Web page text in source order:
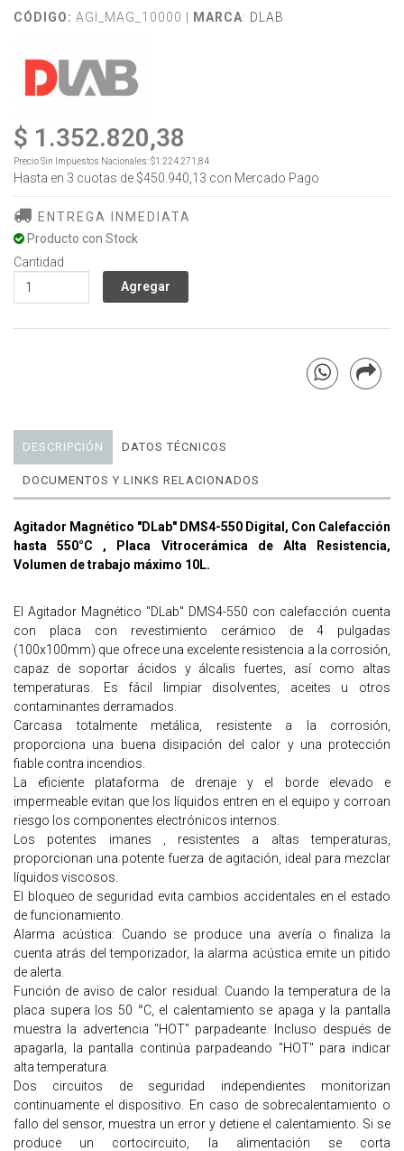
CÓDIGO: AGI_MAG_10000 | MARCA: DLAB
$ 1.352.820,38
Precio Sin Impuestos Nacionales:$1.224.271,84
Hasta en 3 cuotas de $450.940,13 con Mercado Pago
ENTREGA INMEDIATA
Producto con Stock
Cantidad
DESCRIPCIÓN DATOS TÉCNICOS
DOCUMENTOS Y LINKS RELACIONADOS
Agitador Magnético "DLab" DMS4-550 Digital, Con Calefacción
hasta 550°C , Placa Vitrocerámica de Alta Resistencia,
Volumen de trabajo máximo 10L.
El Agitador Magnético "DLab" DMS4-550 con calefacción cuenta
con placa con revestimiento cerámico de 4 pulgadas
(100x100mm) que ofrece una excelente resistencia a la corrosión,
capaz de soportar ácidos y álcalis fuertes, así como altas
temperaturas. Es fácil limpiar disolventes, aceites u otros
contaminantes derramados.
Carcasa totalmente metálica, resistente a la corrosión,
proporciona una buena disipación del calor y una protección
fiable contra incendios.
La eficiente plataforma de drenaje y el borde elevado e
impermeable evitan que los líquidos entren en el equipo y corroan
riesgo los componentes electrónicos internos.
Los potentes imanes , resistentes a altas temperaturas,
proporcionan una potente fuerza de agitación, ideal para mezclar
líquidos viscosos.
El bloqueo de seguridad evita cambios accidentales en el estado
de funcionamiento.
Alarma acústica: Cuando se produce una avería o finaliza la
cuenta atrás del temporizador, la alarma acústica emite un pitido
de alerta.
Función de aviso de calor residual: Cuando la temperatura de la
placa supera los 50 °C, el calentamiento se apaga y la pantalla
muestra la advertencia "HOT" parpadeante. Incluso después de
apagarla, la pantalla continúa parpadeando "HOT" para indicar
alta temperatura.
Dos circuitos de seguridad independientes monitorizan
continuamente el dispositivo. En caso de sobrecalentamiento o
fallo del sensor, muestra un error y detiene el calentamiento. Si se
produce un cortocircuito, la alimentación se corta